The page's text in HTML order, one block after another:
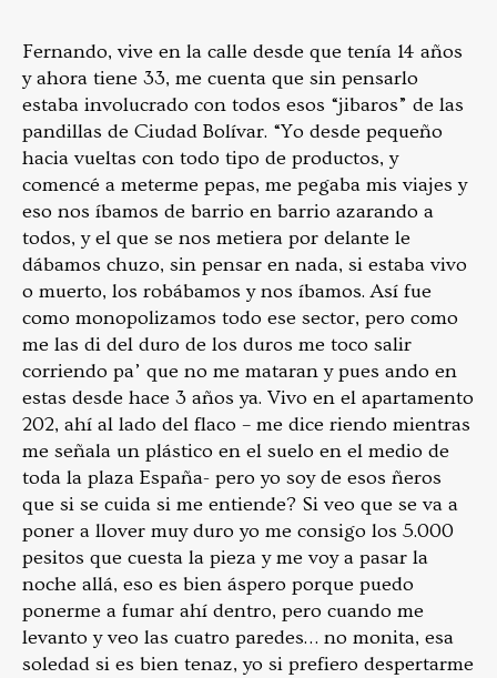
Fernando, vive en la calle desde que tenía 14 años
y ahora tiene 33, me cuenta que sin pensarlo
estaba involucrado con todos esos “jibaros” de las
pandillas de Ciudad Bolívar. “Yo desde pequeño
hacia vueltas con todo tipo de productos, y
comencé a meterme pepas, me pegaba mis viajes y
eso nos íbamos de barrio en barrio azarando a
todos, y el que se nos metiera por delante le
dábamos chuzo, sin pensar en nada, si estaba vivo
o muerto, los robábamos y nos íbamos. Así fue
como monopolizamos todo ese sector, pero como
me las di del duro de los duros me toco salir
corriendo pa’ que no me mataran y pues ando en
estas desde hace 3 años ya. Vivo en el apartamento
202, ahí al lado del flaco – me dice riendo mientras
me señala un plástico en el suelo en el medio de
toda la plaza España- pero yo soy de esos ñeros
que si se cuida si me entiende? Si veo que se va a
poner a llover muy duro yo me consigo los 5.000
pesitos que cuesta la pieza y me voy a pasar la
noche allá, eso es bien áspero porque puedo
ponerme a fumar ahí dentro, pero cuando me
levanto y veo las cuatro paredes… no monita, esa
soledad si es bien tenaz, yo si prefiero despertarme